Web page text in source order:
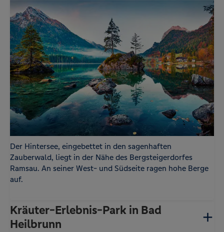
Der Hintersee, eingebettet in den sagenhaften
Zauberwald, liegt in der Nähe des Bergsteigerdorfes
Ramsau. An seiner West- und Südseite ragen hohe Berge
auf.
Kräuter-Erlebnis-Park in Bad
Heilbrunn